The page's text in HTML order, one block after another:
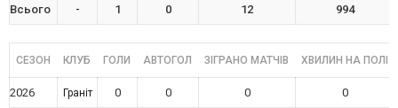
Всього - 1 0 12 994
СЕЗОН КЛУБ ГОЛИ АВТОГОЛ ЗІГРАНО МАТЧІВ ХВИЛИН НА ПОЛІ
2026 Граніт 0 0 0 0